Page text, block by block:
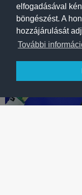
elfogadásával
böngészést. A
hozzájárulását
További